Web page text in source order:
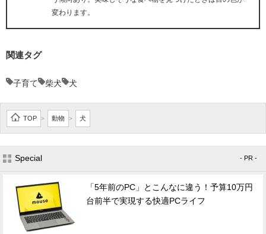
変わります。
関連タグ
子育て 柴犬 犬
TOP > 動物 > 犬
Special - PR -
「5年前のPC」とこんなに違う！予算10万円
台前半で実現する快適PCライフ